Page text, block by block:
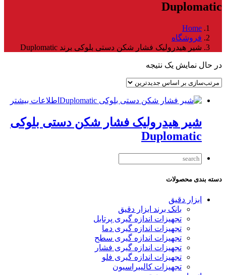
Duplomatic
Home
فروشگاه
شیر هیدرولیک فشار شکن دستی بلوکی برند Duplomatic
در حال نمایش یک نتیجه
اطلاعات بیشتر
شیر هیدرولیک فشار شکن دستی بلوکی
Duplomatic
دسته بندی محصولات
ابزار دقیق
بانک برند ابزار دقیق
تجهیزات اندازه گیری پرتابل
تجهیزات اندازه گیری دما
تجهیزات اندازه گیری سطح
تجهیزات اندازه گیری فشار
تجهیزات اندازه گیری فلو
تجهیزات کالیبراسیون